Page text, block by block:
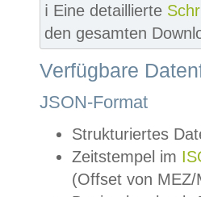
ℹ️ Eine detaillierte
den gesamten
Verfügbare
JSON-Format
Strukturiertes
Zeitstempel im
(Offset von MEZ/